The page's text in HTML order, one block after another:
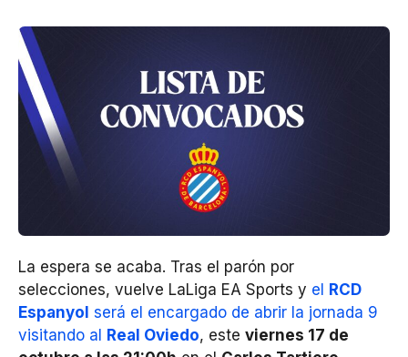
La espera se acaba. Tras el parón por
selecciones, vuelve LaLiga EA Sports y el RCD
Espanyol será el encargado de abrir la jornada 9
visitando al Real Oviedo, este viernes 17 de